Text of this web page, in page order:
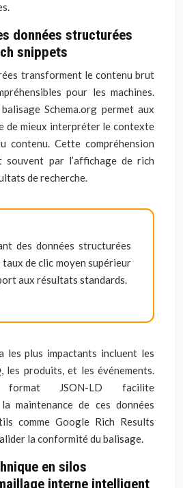
données structurées
snippets
transforment le contenu brut
pour les machines.
Schema.org permet aux
de mieux interpréter le contexte
contenu. Cette compréhension
souvent par l’affichage de rich
de recherche.
des données structurées
taux de clic moyen supérieur
aux résultats standards.
les plus impactants incluent les
les produits, et les événements.
format JSON-LD facilite
maintenance de ces données
comme Google Rich Results
la conformité du balisage.
en silos
interne intelligent